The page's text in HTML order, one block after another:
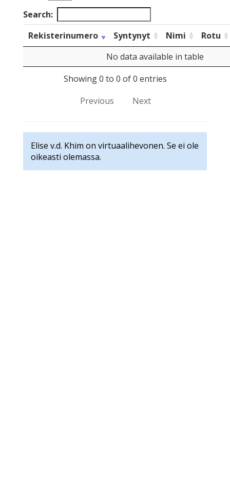
Search:
Rekisterinumero
Syntynyt Nimi
Rotu
No data available in table
Showing 0 to 0 of 0 entries
Previous
Next
Elise v.d. Khim on virtuaalihevonen. Se ei ole
oikeasti olemassa.